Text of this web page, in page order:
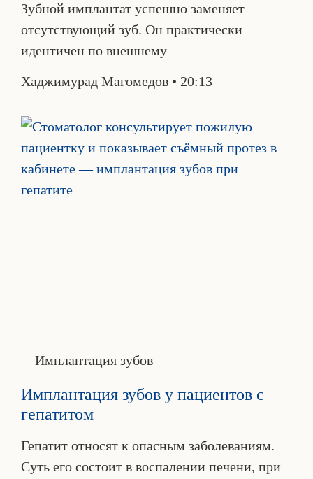
Зубной имплантат успешно заменяет
отсутствующий зуб. Он практически
идентичен по внешнему
Хаджимурад Магомедов 20:13
Имплантация зубов
Имплантация зубов у пациентов с
гепатитом
Гепатит относят к опасным заболеваниям.
Суть его состоит в воспалении печени, при